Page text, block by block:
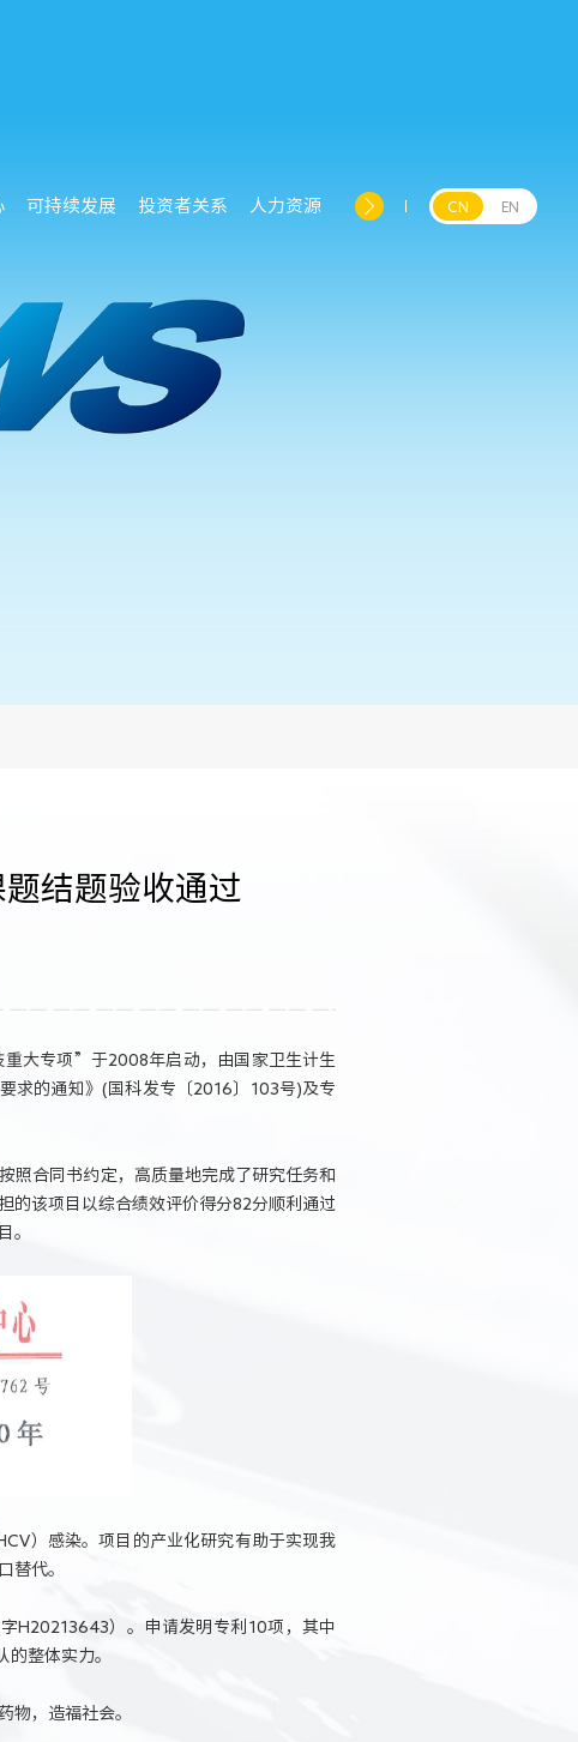
可持续发展 投资者关系 人力资源 CN EN
结题验收通过
大专项”于2008年启动，由国家卫生计生
求的通知》(国科发专〔2016〕103号)及专
合同书约定，高质量地完成了研究任务和
的该项目以综合绩效评价得分82分顺利通过
。
）感染。项目的产业化研究有助于实现我
替代。
H20213643）。申请发明专利10项，其中
整体实力。
物，造福社会。